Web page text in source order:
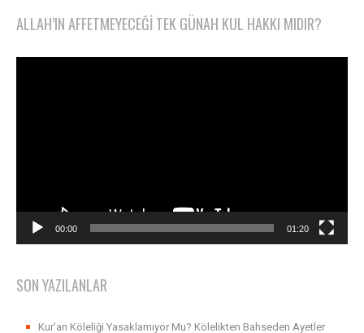
ALLAH’IN AFFETMEYECEĞI TEK GÜNAH KUL HAKKI MIDIR?
00:00 01:20
SON YAZILANLAR
Kur’an Köleliği Yasaklamıyor Mu? Kölelikten Bahseden Ayetler